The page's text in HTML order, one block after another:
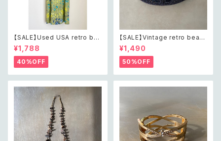
【SALE】Used USA retro bot
anical flower salopette sh
ort pants レトロ アメリカ ユー
ズド 古着 ライトグリーン ボタニ
カル フラワー サロペット ショー
トパンツ
¥1,788
40%OFF
【SALE】Vintage retro bead
s embroidery navy blue po
uch レトロ ヴィンテージ ホワイ
ト ビーズ刺繍 ネイビー 紺色 ポ
ーチ
¥1,490
50%OFF